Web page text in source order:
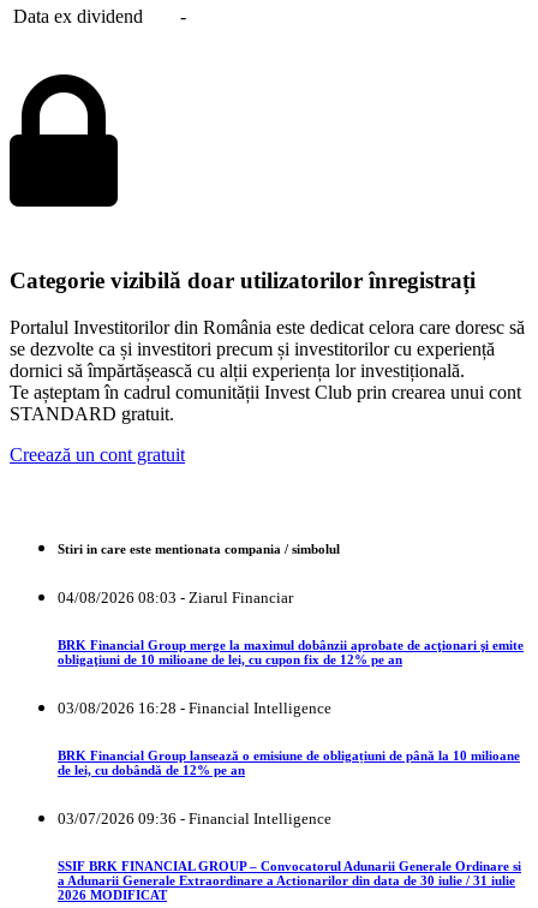
Data ex dividend -
Categorie vizibilă doar utilizatorilor înregistrați
Portalul Investitorilor din România este dedicat celora care doresc să
se dezvolte ca și investitori precum și investitorilor cu experiență
dornici să împărtășească cu alții experiența lor investițională.
Te așteptam în cadrul comunității Invest Club prin crearea unui cont
STANDARD gratuit.
Creează un cont gratuit
Stiri in care este mentionata compania / simbolul
04/08/2026 08:03 - Ziarul Financiar
BRK Financial Group merge la maximul dobânzii aprobate de acţionari şi emite
obligaţiuni de 10 milioane de lei, cu cupon fix de 12% pe an
03/08/2026 16:28 - Financial Intelligence
BRK Financial Group lansează o emisiune de obligațiuni de până la 10 milioane
de lei, cu dobândă de 12% pe an
03/07/2026 09:36 - Financial Intelligence
SSIF BRK FINANCIAL GROUP – Convocatorul Adunarii Generale Ordinare si
a Adunarii Generale Extraordinare a Actionarilor din data de 30 iulie / 31 iulie
2026 MODIFICAT